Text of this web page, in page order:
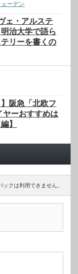
ーデン
ェ・アルステ
治大学で語ら
リーを書くの
】阪急「北欧フ
ヤーおすすめは
】
ックは利用できません。